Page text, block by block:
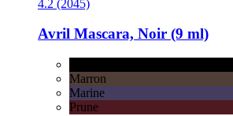
4.2 (2045)
Avril Mascara, Noir (9 ml)
Marron
Marine
Prune